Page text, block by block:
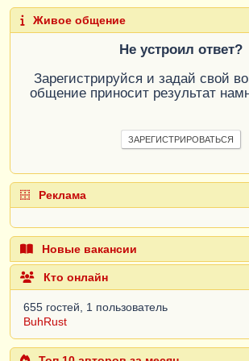
Живое общение
Не устроил ответ?
Зарегистрируйся и задай свой
общение приносит результат
ЗАРЕГИСТРИРОВАТЬСЯ
Реклама
Новые вакансии
Кто онлайн
655 гостей, 1 пользователь
BuhRust